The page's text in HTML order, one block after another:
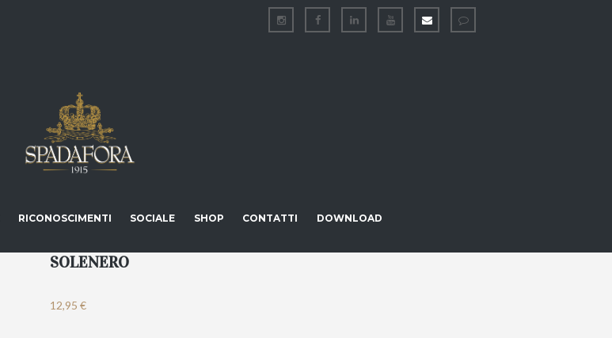
RICONOSCIMENTI SOCIALE SHOP CONTATTI DOWNLOAD
SOLENERO
12,95 €